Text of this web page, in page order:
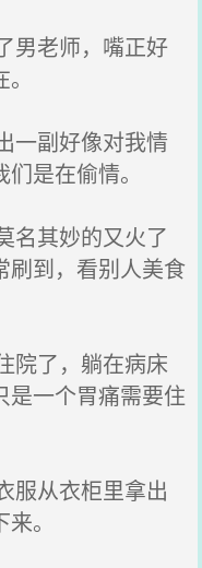
男老师，嘴正好
一副好像对我情
是在偷情。
名其妙的又火了
刷到，看别人美食
院了，躺在病床
是一个胃痛需要住
服从衣柜里拿出
。